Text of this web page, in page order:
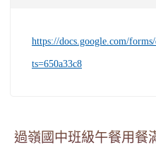
https://docs.google.com/
ts=650a33c8
過嶺國中班級午餐用餐